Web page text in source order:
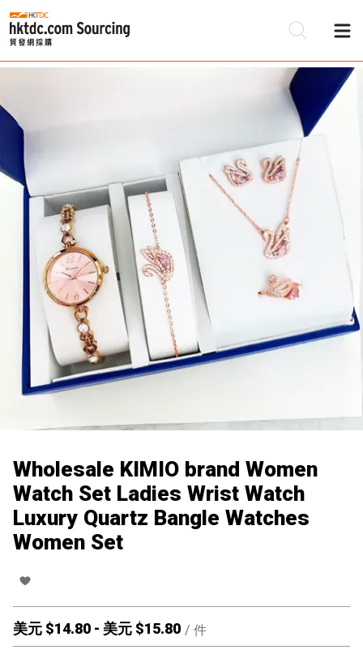
Wholesale KIMIO brand Women
Watch Set Ladies Wrist Watch
Luxury Quartz Bangle Watches
Women Set
美元 $14.80 - 美元 $15.80 / 件